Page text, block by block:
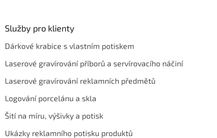
Služby pro klienty
Dárkové krabice s vlastním potiskem
Laserové gravírování příborů a servírovacího náčiní
Laserové gravírování reklamních předmětů
Logování porcelánu a skla
Šití na míru, výšivky a potisk
Ukázky reklamního potisku produktů